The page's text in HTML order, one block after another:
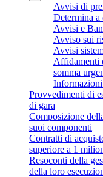
Avvisi di
Determina a
Avvisi e
Avviso sui
Avvisi
Affidamenti
somma
Provvedimenti di
di gara
Composizione
suoi componenti
Contratti di
superiore a 1
Resoconti della
della loro